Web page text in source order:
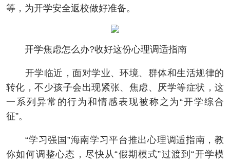
等，为开学安全返校做好准备。
开学焦虑怎么办?收好这份心理调适指南
开学临近，面对学业、环境、群体和生活规律的
转化，不少孩子会出现紧张、焦虑、厌学等症状，这
一系列异常的行为和情感表现被称之为“开学综合
征”。
“学习强国”海南学习平台推出心理调适指南，教
你如何调整心态，尽快从“假期模式”过渡到“开学模